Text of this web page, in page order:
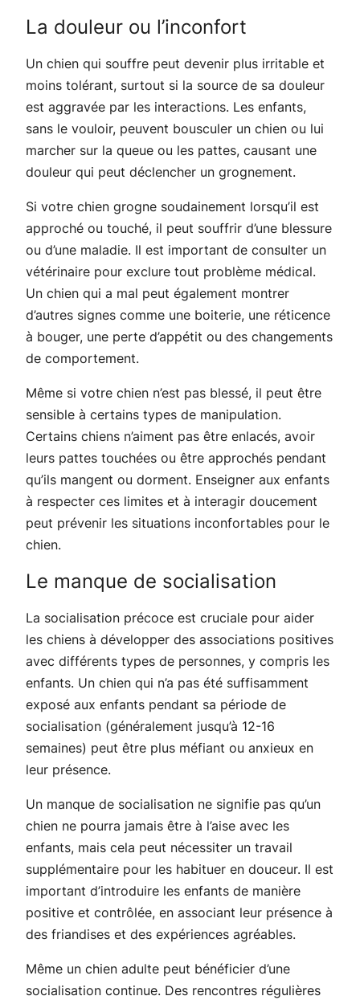
La douleur ou l’inconfort
Un chien qui souffre peut devenir plus irritable et
moins tolérant, surtout si la source de sa douleur
est aggravée par les interactions. Les enfants,
sans le vouloir, peuvent bousculer un chien ou lui
marcher sur la queue ou les pattes, causant une
douleur qui peut déclencher un grognement.
Si votre chien grogne soudainement lorsqu’il est
approché ou touché, il peut souffrir d’une blessure
ou d’une maladie. Il est important de consulter un
vétérinaire pour exclure tout problème médical.
Un chien qui a mal peut également montrer
d’autres signes comme une boiterie, une réticence
à bouger, une perte d’appétit ou des changements
de comportement.
Même si votre chien n’est pas blessé, il peut être
sensible à certains types de manipulation.
Certains chiens n’aiment pas être enlacés, avoir
leurs pattes touchées ou être approchés pendant
qu’ils mangent ou dorment. Enseigner aux enfants
à respecter ces limites et à interagir doucement
peut prévenir les situations inconfortables pour le
chien.
Le manque de socialisation
La socialisation précoce est cruciale pour aider
les chiens à développer des associations positives
avec différents types de personnes, y compris les
enfants. Un chien qui n’a pas été suffisamment
exposé aux enfants pendant sa période de
socialisation (généralement jusqu’à 12-16
semaines) peut être plus méfiant ou anxieux en
leur présence.
Un manque de socialisation ne signifie pas qu’un
chien ne pourra jamais être à l’aise avec les
enfants, mais cela peut nécessiter un travail
supplémentaire pour les habituer en douceur. Il est
important d’introduire les enfants de manière
positive et contrôlée, en associant leur présence à
des friandises et des expériences agréables.
Même un chien adulte peut bénéficier d’une
socialisation continue. Des rencontres régulières